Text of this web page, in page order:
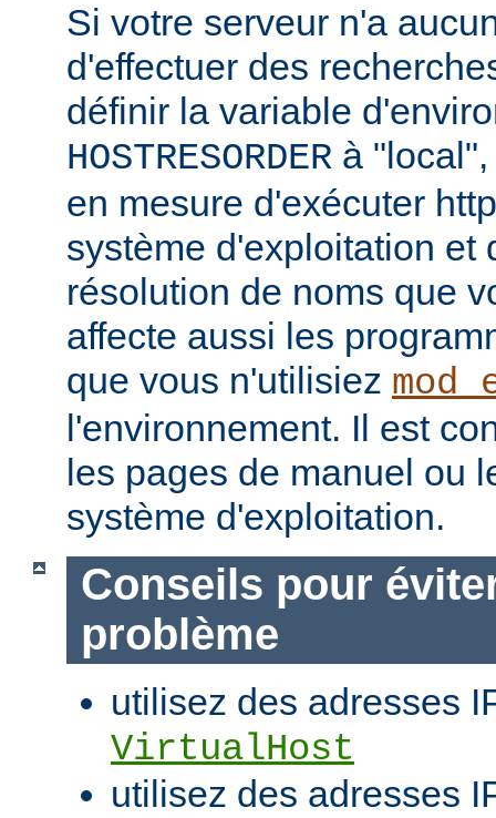
Si votre serveur n'a
d'effectuer des
définir la variable
HOSTRESORDER à
en mesure d'exécuter
système d'exploitation et
résolution de noms que
affecte aussi les
que vous n'utilisiez
l'environnement. Il est
les pages de manuel ou
système d'exploitation.
Conseils pour
problème
utilisez des adresses
VirtualHost
utilisez des adresses